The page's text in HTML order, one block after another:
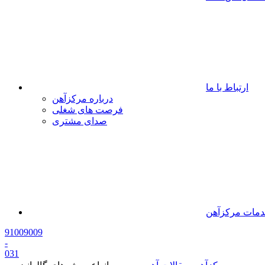
ارتباط با ما
درباره مرکزآهن
فرصت های شغلی
صدای مشتری
مرکزآهن
91009009
-
031